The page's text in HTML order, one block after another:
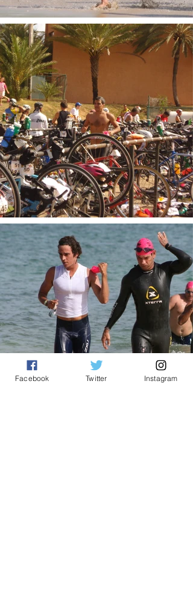
Facebook Twitter Instagram